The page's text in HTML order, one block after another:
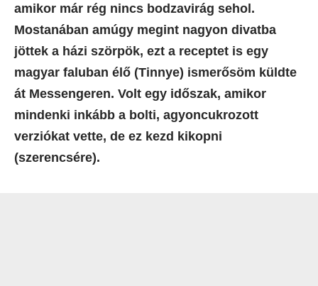
amikor már rég nincs bodzavirág sehol.
Mostanában amúgy megint nagyon divatba
jöttek a házi szörpök, ezt a receptet is egy
magyar faluban élő (Tinnye) ismerősöm küldte
át Messengeren. Volt egy időszak, amikor
mindenki inkább a bolti, agyoncukrozott
verziókat vette, de ez kezd kikopni
(szerencsére).